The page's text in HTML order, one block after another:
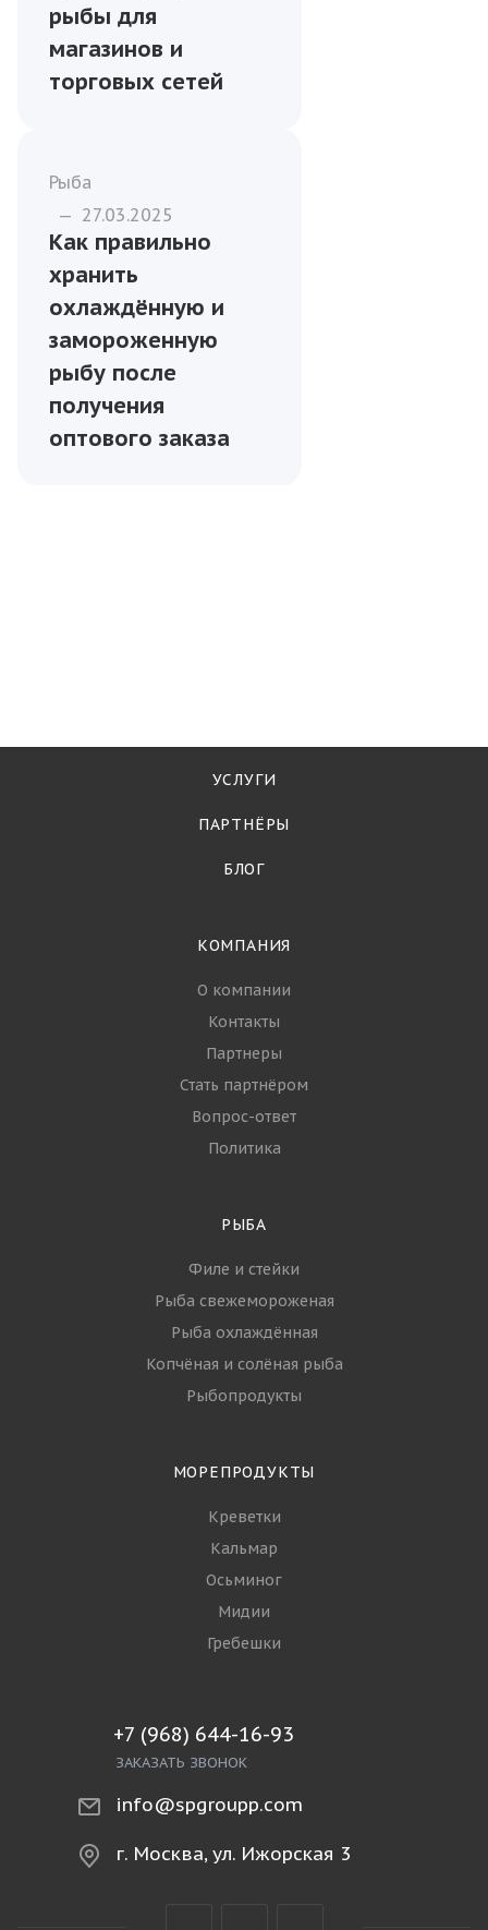
рыбы для
магазинов и
торговых сетей
Рыба
— 27.03.2025
Как правильно
хранить
охлаждённую и
замороженную
рыбу после
получения
оптового заказа
УСЛУГИ
ПАРТНЁРЫ
БЛОГ
КОМПАНИЯ
О компании
Контакты
Партнеры
Стать партнёром
Вопрос-ответ
Политика
РЫБА
Филе и стейки
Рыба свежемороженая
Рыба охлаждённая
Копчёная и солёная рыба
Рыбопродукты
МОРЕПРОДУКТЫ
Креветки
Кальмар
Осьминог
Мидии
Гребешки
+7 (968) 644-16-93
ЗАКАЗАТЬ ЗВОНОК
info@spgroupp.com
г. Москва, ул. Ижорская 3